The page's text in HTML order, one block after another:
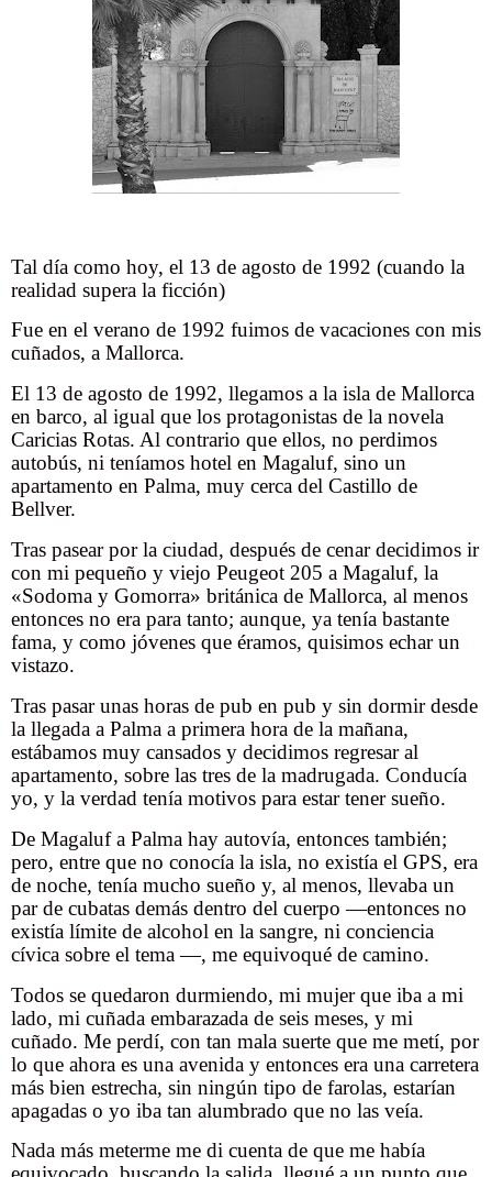
Tal día como hoy, el 13 de agosto de 1992 (cuando la
realidad supera la ficción)
Fue en el verano de 1992 fuimos de vacaciones con mis
cuñados, a Mallorca.
El 13 de agosto de 1992, llegamos a la isla de Mallorca
en barco, al igual que los protagonistas de la novela
Caricias Rotas. Al contrario que ellos, no perdimos
autobús, ni teníamos hotel en Magaluf, sino un
apartamento en Palma, muy cerca del Castillo de
Bellver.
Tras pasear por la ciudad, después de cenar decidimos ir
con mi pequeño y viejo Peugeot 205 a Magaluf, la
«Sodoma y Gomorra» británica de Mallorca, al menos
entonces no era para tanto; aunque, ya tenía bastante
fama, y como jóvenes que éramos, quisimos echar un
vistazo.
Tras pasar unas horas de pub en pub y sin dormir desde
la llegada a Palma a primera hora de la mañana,
estábamos muy cansados y decidimos regresar al
apartamento, sobre las tres de la madrugada. Conducía
yo, y la verdad tenía motivos para estar tener sueño.
De Magaluf a Palma hay autovía, entonces también;
pero, entre que no conocía la isla, no existía el GPS, era
de noche, tenía mucho sueño y, al menos, llevaba un
par de cubatas demás dentro del cuerpo —entonces no
existía límite de alcohol en la sangre, ni conciencia
cívica sobre el tema —, me equivoqué de camino.
Todos se quedaron durmiendo, mi mujer que iba a mi
lado, mi cuñada embarazada de seis meses, y mi
cuñado. Me perdí, con tan mala suerte que me metí, por
lo que ahora es una avenida y entonces era una carretera
más bien estrecha, sin ningún tipo de farolas, estarían
apagadas o yo iba tan alumbrado que no las veía.
Nada más meterme me di cuenta de que me había